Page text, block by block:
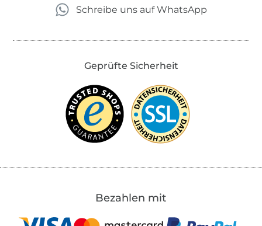
Schreibe uns auf WhatsApp
Geprüfte Sicherheit
Bezahlen mit